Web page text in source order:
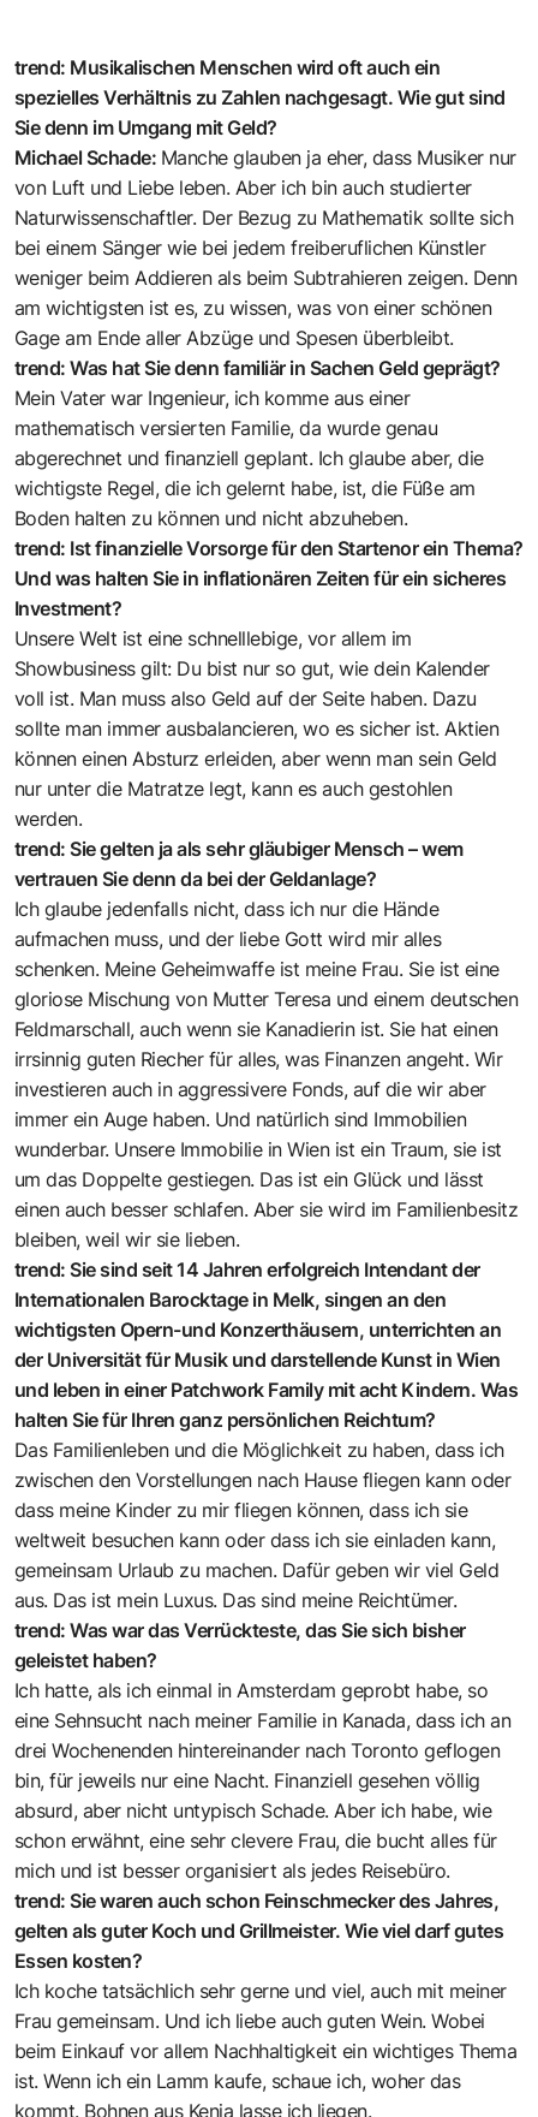
trend: Musikalischen Menschen wird oft auch ein
spezielles Verhältnis zu Zahlen nachgesagt. Wie gut sind
Sie denn im Umgang mit Geld?
Michael Schade: Manche glauben ja eher, dass Musiker nur
von Luft und Liebe leben. Aber ich bin auch studierter
Naturwissenschaftler. Der Bezug zu Mathematik sollte sich
bei einem Sänger wie bei jedem freiberuflichen Künstler
weniger beim Addieren als beim Subtrahieren zeigen. Denn
am wichtigsten ist es, zu wissen, was von einer schönen
Gage am Ende aller Abzüge und Spesen überbleibt.
trend: Was hat Sie denn familiär in Sachen Geld geprägt?
Mein Vater war Ingenieur, ich komme aus einer
mathematisch versierten Familie, da wurde genau
abgerechnet und finanziell geplant. Ich glaube aber, die
wichtigste Regel, die ich gelernt habe, ist, die Füße am
Boden halten zu können und nicht abzuheben.
trend: Ist finanzielle Vorsorge für den Startenor ein Thema?
Und was halten Sie in inflationären Zeiten für ein sicheres
Investment?
Unsere Welt ist eine schnelllebige, vor allem im
Showbusiness gilt: Du bist nur so gut, wie dein Kalender
voll ist. Man muss also Geld auf der Seite haben. Dazu
sollte man immer ausbalancieren, wo es sicher ist. Aktien
können einen Absturz erleiden, aber wenn man sein Geld
nur unter die Matratze legt, kann es auch gestohlen
werden.
trend: Sie gelten ja als sehr gläubiger Mensch – wem
vertrauen Sie denn da bei der Geldanlage?
Ich glaube jedenfalls nicht, dass ich nur die Hände
aufmachen muss, und der liebe Gott wird mir alles
schenken. Meine Geheimwaffe ist meine Frau. Sie ist eine
gloriose Mischung von Mutter Teresa und einem deutschen
Feldmarschall, auch wenn sie Kanadierin ist. Sie hat einen
irrsinnig guten Riecher für alles, was Finanzen angeht. Wir
investieren auch in aggressivere Fonds, auf die wir aber
immer ein Auge haben. Und natürlich sind Immobilien
wunderbar. Unsere Immobilie in Wien ist ein Traum, sie ist
um das Doppelte gestiegen. Das ist ein Glück und lässt
einen auch besser schlafen. Aber sie wird im Familienbesitz
bleiben, weil wir sie lieben.
trend: Sie sind seit 14 Jahren erfolgreich Intendant der
Internationalen Barocktage in Melk, singen an den
wichtigsten Opern-und Konzerthäusern, unterrichten an
der Universität für Musik und darstellende Kunst in Wien
und leben in einer Patchwork Family mit acht Kindern. Was
halten Sie für Ihren ganz persönlichen Reichtum?
Das Familienleben und die Möglichkeit zu haben, dass ich
zwischen den Vorstellungen nach Hause fliegen kann oder
dass meine Kinder zu mir fliegen können, dass ich sie
weltweit besuchen kann oder dass ich sie einladen kann,
gemeinsam Urlaub zu machen. Dafür geben wir viel Geld
aus. Das ist mein Luxus. Das sind meine Reichtümer.
trend: Was war das Verrückteste, das Sie sich bisher
geleistet haben?
Ich hatte, als ich einmal in Amsterdam geprobt habe, so
eine Sehnsucht nach meiner Familie in Kanada, dass ich an
drei Wochenenden hintereinander nach Toronto geflogen
bin, für jeweils nur eine Nacht. Finanziell gesehen völlig
absurd, aber nicht untypisch Schade. Aber ich habe, wie
schon erwähnt, eine sehr clevere Frau, die bucht alles für
mich und ist besser organisiert als jedes Reisebüro.
trend: Sie waren auch schon Feinschmecker des Jahres,
gelten als guter Koch und Grillmeister. Wie viel darf gutes
Essen kosten?
Ich koche tatsächlich sehr gerne und viel, auch mit meiner
Frau gemeinsam. Und ich liebe auch guten Wein. Wobei
beim Einkauf vor allem Nachhaltigkeit ein wichtiges Thema
ist. Wenn ich ein Lamm kaufe, schaue ich, woher das
kommt. Bohnen aus Kenia lasse ich liegen.